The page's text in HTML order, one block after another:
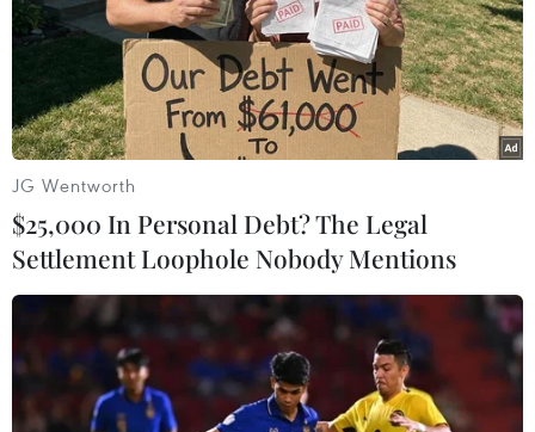
(Nguồn: REX)
JG Wentworth
$25,000 In Personal Debt? The Legal
Settlement Loophole Nobody Mentions